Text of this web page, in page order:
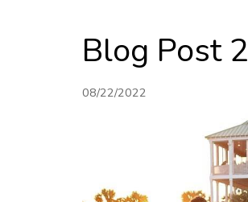
Blog Post 2
08/22/2022